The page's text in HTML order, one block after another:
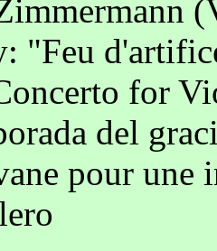
"Feu
for
del
pour une